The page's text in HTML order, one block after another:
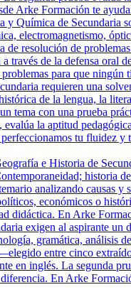
Arke Formación te
y Química de Secundaria
electromagnetismo,
de resolución de
través de la defensa oral
para que ningún
requieren una
de la lengua, la
tema con una prueba
evalúa la aptitud
tu fluidez y
e Historia de
historia
analizando causas
económicos o
didáctica. En Arke
exigen al aspirante
gramática, análisis
entre cinco
en inglés. La segunda
En Arke